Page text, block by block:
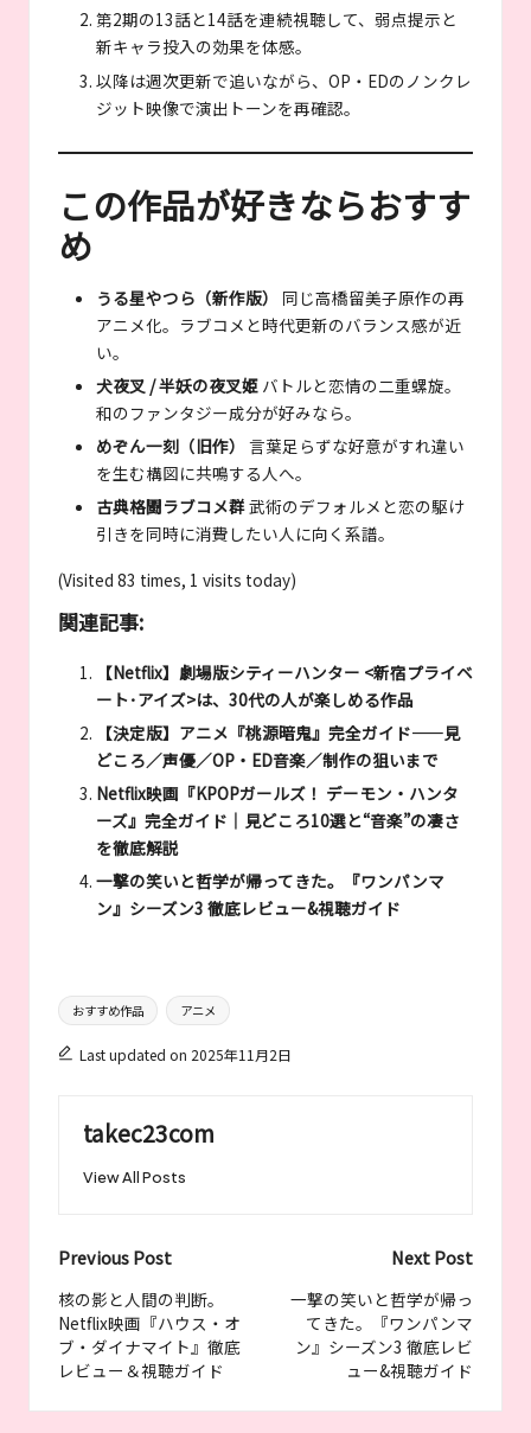
第2期の13話と14話を連続視聴して、弱点提示と
新キャラ投入の効果を体感。
以降は週次更新で追いながら、OP・EDのノンクレ
ジット映像で演出トーンを再確認。
この作品が好きならおすす
め
うる星やつら（新作版）
同じ高橋留美子原作の再
アニメ化。ラブコメと時代更新のバランス感が近
い。
犬夜叉 / 半妖の夜叉姫 バトルと恋情の二重螺旋。
和のファンタジー成分が好みなら。
めぞん一刻（旧作） 言葉足らずな好意がすれ違い
を生む構図に共鳴する人へ。
古典格闘ラブコメ群武術のデフォルメと恋の駆け
引きを同時に消費したい人に向く系譜。
(Visited 83 times, 1 visits today)
関連記事:
【Netflix】劇場版シティーハンター <新宿プライベ
ート･アイズ>は、30代の人が楽しめる作品
【決定版】アニメ『桃源暗鬼』完全ガイド——見
どころ／声優／OP・ED音楽／制作の狙いまで
Netflix映画『KPOPガールズ！ デーモン・ハンタ
ーズ』完全ガイド｜見どころ10選と“音楽”の凄さ
を徹底解説
一撃の笑いと哲学が帰ってきた。『ワンパンマ
ン』シーズン3 徹底レビュー&視聴ガイド
Tags:
おすすめ作品 アニメ
Last updated on 2025年11月2日
takec23com
View All Posts
Post
navigation
Previous Post
核の影と人間の判断。
Netflix映画『ハウス・オ
ブ・ダイナマイト』徹底
レビュー＆視聴ガイド
Next Post
一撃の笑いと哲学が帰っ
てきた。『ワンパンマ
ン』シーズン3 徹底レビ
ュー&視聴ガイド